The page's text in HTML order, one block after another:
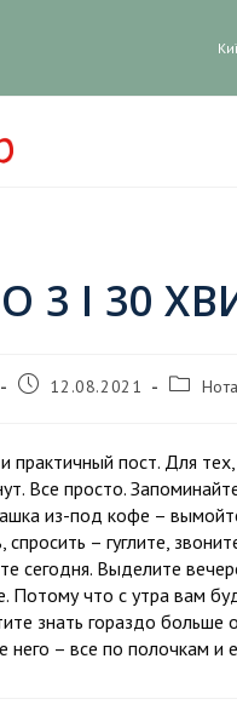
3 І 30
12.08.2021
практичный пост. Для
Все просто.
из-под кофе –
спросить – гуглите,
сегодня. Выделите
Потому что с утра вам
знать гораздо
него – все по полочкам